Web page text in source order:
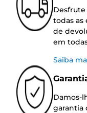
Desfrute
todas as
de
em
Saiba
Damos-
garantia